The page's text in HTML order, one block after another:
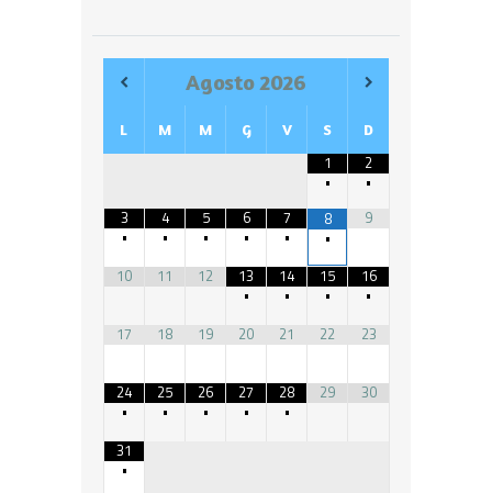
Agosto 2026
L M M G V S D
1
•
2
•
3
•
4
•
5
•
6
•
7
•
8
•
9
10 11 12
13
•
14
•
15
•
16
•
17
18 19 20 21 22 23
24
•
25
•
26
•
27
•
28
•
29 30
31
•